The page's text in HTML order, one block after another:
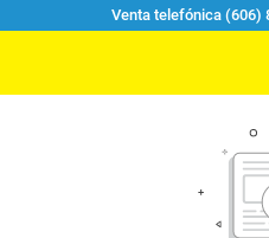
Venta telefónica (606)